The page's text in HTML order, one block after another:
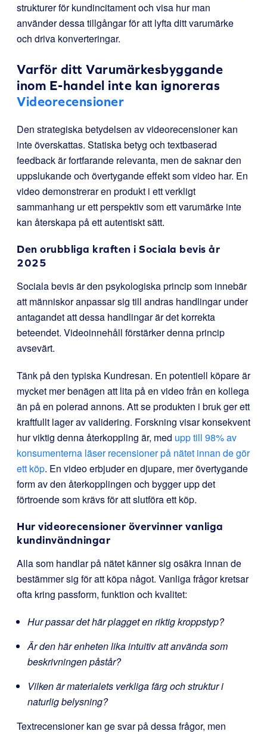
strukturer för kundincitament och visa hur man
använder dessa tillgångar för att lyfta ditt varumärke
och driva konverteringar.
Varför ditt Varumärkesbyggande
inom E-handel inte kan ignoreras
Videorecensioner
Den strategiska betydelsen av videorecensioner kan
inte överskattas. Statiskabetyg och textbaserad
feedback är fortfarande relevanta, men de saknar den
uppslukande och övertygande effekt som video har. En
video demonstrerar en produkt i ett verkligt
sammanhang ur ett perspektiv som ett varumärke inte
kan återskapa på ett autentiskt sätt.
Den orubbliga kraften i Sociala bevis år
2025
Sociala bevis är den psykologiska princip som innebär
att människor anpassar sig till andras handlingar under
antagandet att dessa handlingar är det korrekta
beteendet. Videoinnehåll förstärker denna princip
avsevärt.
Tänk på den typiska Kundresan. En potentiell köpare är
mycket mer benägen att lita på en video från en kollega
än på en polerad annons. Att se produkten i bruk ger ett
kraftfullt lager av validering. Forskning visar konsekvent
hur viktig denna återkoppling är, med upp till 98% av
konsumenterna läser recensioner på nätet innan de gör
ett köp. En video erbjuder en djupare, mer övertygande
form av den återkopplingen och bygger upp det
förtroende som krävs för att slutföra ett köp.
Hur videorecensioner övervinner vanliga
kundinvändningar
Alla som handlar på nätet känner sig osäkra innan de
bestämmer sig för att köpa något. Vanliga frågor kretsar
ofta kring passform, funktion och kvalitet:
Hur passar det här plagget en riktig kroppstyp?
Är den här enheten lika intuitiv att använda som
beskrivningen påstår?
Vilken är materialets verkliga färg och struktur i
naturlig belysning?
Textrecensioner kan ge svar på dessa frågor, men